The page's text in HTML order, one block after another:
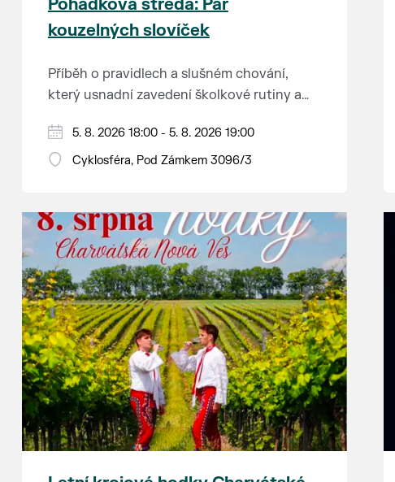
Pohádková středa: Pár
kouzelných slovíček
Příběh o pravidlech a slušném chování,
který usnadní zavedení školkové rutiny a
Hraje se jen za příznivého počasí.
Vstupné dobrovolné.
5. 8. 2026 18:00 - 5. 8. 2026 19:00
Cyklosféra, Pod Zámkem 3096/3